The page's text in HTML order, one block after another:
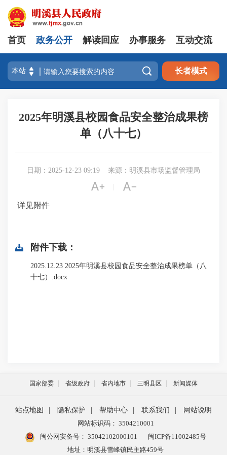
首页 政务公开 解读回应 办事服务 互动交流
 长者模式
2025年明溪县校园食品安全整治成果榜
单（八十七）
日期：2025-12-23 09:19 来源：明溪县市场监督管理局
 
详见附件
附件下载：
2025.12.23 2025年明溪县校园食品安全整治成果榜单（八
十七）.docx
国家部委 省级政府 省内地市 三明县区 新闻媒体
站点地图 隐私保护 帮助中心 联系我们
网站说明
网站标识码： 3504210001
闽公网安备号： 35042102000101
闽ICP备11002485号
地址：明溪县雪峰镇民主路459号